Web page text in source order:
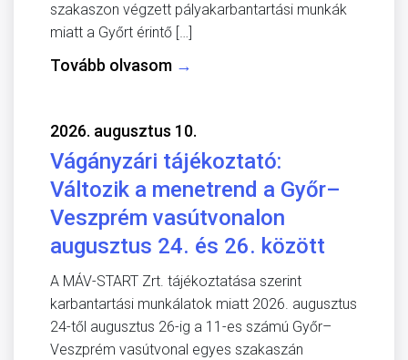
szakaszon végzett pályakarbantartási munkák
miatt a Győrt érintő […]
Tovább olvasom →
2026. augusztus 10.
Vágányzári tájékoztató:
Változik a menetrend a Győr–
Veszprém vasútvonalon
augusztus 24. és 26. között
A MÁV-START Zrt. tájékoztatása szerint
karbantartási munkálatok miatt 2026. augusztus
24-től augusztus 26-ig a 11-es számú Győr–
Veszprém vasútvonal egyes szakaszán